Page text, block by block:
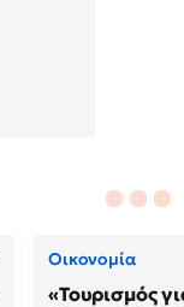
Οικονομία
«Τουρισμός